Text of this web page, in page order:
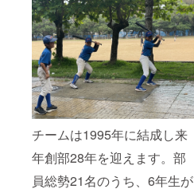
チームは1995年に結成し来
年創部28年を迎えます。部
員総勢21名のうち、6年生が